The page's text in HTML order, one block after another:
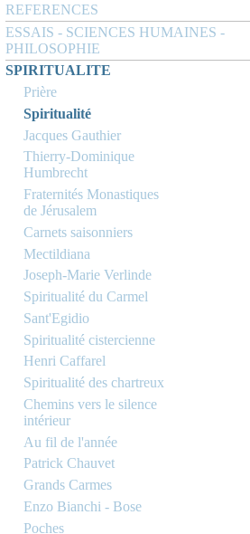
REFERENCES
ESSAIS - SCIENCES HUMAINES -
PHILOSOPHIE
SPIRITUALITE
Prière
Spiritualité
Jacques Gauthier
Thierry-Dominique
Humbrecht
Fraternités Monastiques
de Jérusalem
Carnets saisonniers
Mectildiana
Joseph-Marie Verlinde
Spiritualité du Carmel
Sant'Egidio
Spiritualité cistercienne
Henri Caffarel
Spiritualité des chartreux
Chemins vers le silence
intérieur
Au fil de l'année
Patrick Chauvet
Grands Carmes
Enzo Bianchi - Bose
Poches